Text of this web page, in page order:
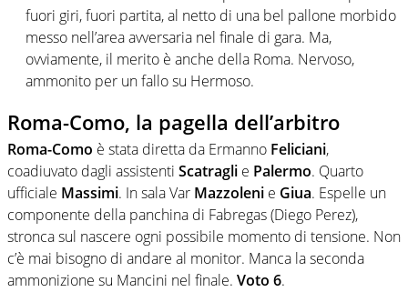
fuori giri, fuori partita, al netto di una bel pallone morbido
messo nell’area avversaria nel finale di gara. Ma,
ovviamente, il merito è anche della Roma. Nervoso,
ammonito per un fallo su Hermoso.
Roma-Como, la pagella dell’arbitro
Roma-Como è stata diretta da Ermanno Feliciani,
coadiuvato dagli assistenti Scatragli e Palermo. Quarto
ufficiale Massimi. In sala Var Mazzoleni e Giua. Espelle un
componente della panchina di Fabregas (Diego Perez),
stronca sul nascere ogni possibile momento di tensione. Non
c’è mai bisogno di andare al monitor. Manca la seconda
ammonizione su Mancini nel finale. Voto 6.